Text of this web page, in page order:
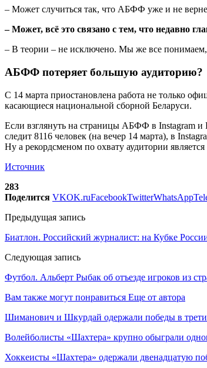
– Может случиться так, что АБФФ уже и не
– Может, всё это связано с тем, что недавно
– В теории – не исключено. Мы же все
АБФФ потеряет большую аудиторию?
С 14 марта приостановлена работа не только
касающиеся национальной сборной Беларуси.
Если взглянуть на страницы АБФФ в Instagram и
следит 8116 человек (на вечер 14 марта), в
Ну а рекордсменом по охвату аудитории
Источник
283
Поделится VKOK.ruFacebookTwitterWhatsApp
Предыдущая запись
Биатлон. Российский журналист: на Кубке
Следующая запись
Футбол. Альберт Рыбак об отъезде игроков из
Вам также могут понравиться Еще от автора
Шиманович и Шкурдай одержали победы в
Волейболисты «Шахтера» крупно обыграли
Хоккеисты «Шахтера» одержали двенадцатую